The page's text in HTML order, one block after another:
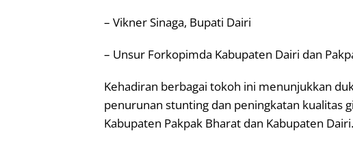
– Vikner Sinaga, Bupati Dairi
– Unsur Forkopimda Kabupaten Dairi dan
Kehadiran berbagai tokoh ini menunjukkan
penurunan stunting dan peningkatan kualitas
Kabupaten Pakpak Bharat dan Kabupaten